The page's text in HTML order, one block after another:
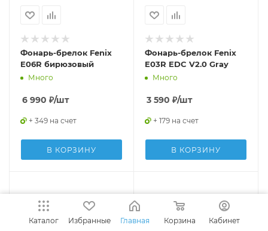
Фонарь-брелок Fenix
E06R бирюзовый
Много
6 990 ₽/шт
+ 349 на счет
В КОРЗИНУ
Фонарь-брелок Fenix
E03R EDC V2.0 Gray
Много
3 590 ₽/шт
+ 179 на счет
В КОРЗИНУ
Каталог Избранные Главная Корзина Кабинет